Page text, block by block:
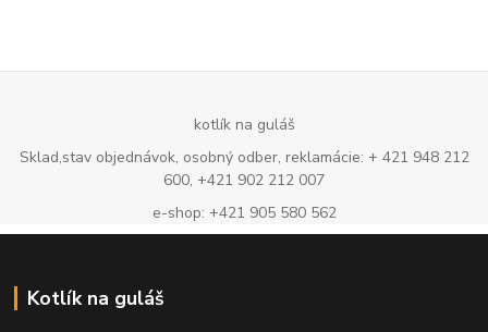
kotlík na guláš
Sklad,stav objednávok, osobný odber, reklamácie: + 421 948 212
600, +421 902 212 007
e-shop: +421 905 580 562
Kotlík na guláš